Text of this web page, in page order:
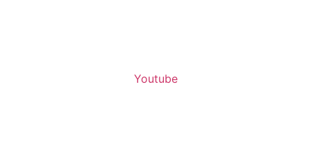
Youtube